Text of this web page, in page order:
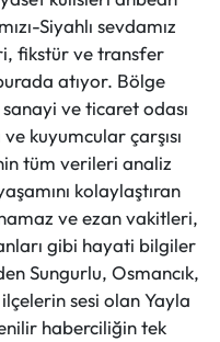
Siyahlı sevdamız
fikstür ve transfer
atıyor. Bölge
ve ticaret odası
kuyumcular çarşısı
tüm verileri analiz
kolaylaştıran
ve ezan vakitleri,
gibi hayati bilgiler
Sungurlu, Osmancık,
sesi olan Yayla
haberciliğin tek